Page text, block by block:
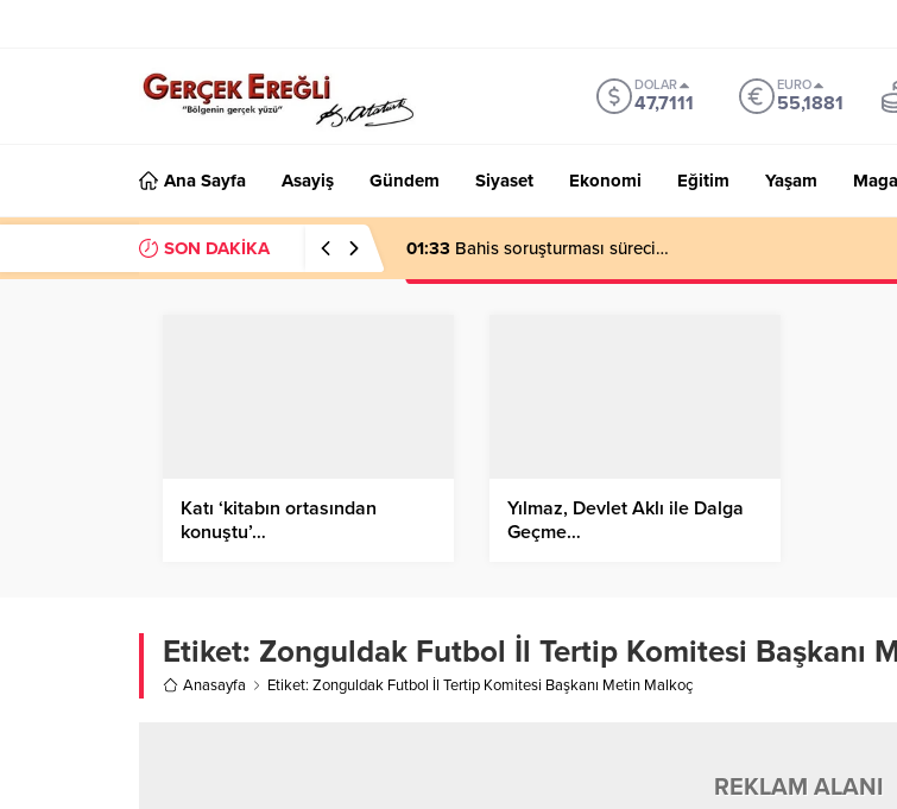
DOLAR
47,7111
EURO
55,1881
Ana Sayfa Asayiş Gündem Siyaset Ekonomi Eğitim Yaşam
SON DAKİKA 01:33 Bahis soruşturması süreci…
Katı ‘kitabın ortasından
konuştu’…
Yılmaz, Devlet Aklı ile Dalga
Geçme…
Etiket: Zonguldak Futbol İl Tertip Komitesi Başkanı
Anasayfa Etiket: Zonguldak Futbol İl Tertip Komitesi Başkanı Metin Malkoç
REKLAM ALANI